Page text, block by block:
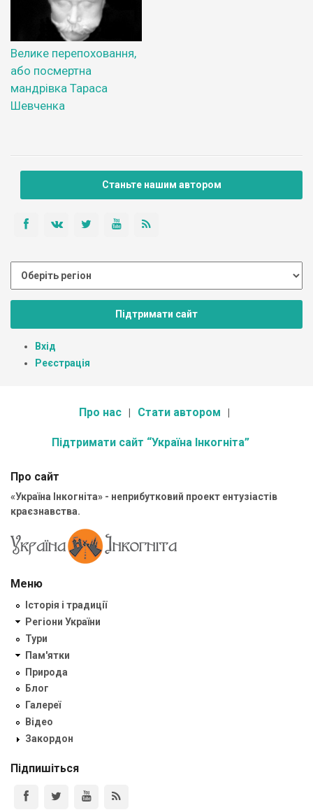
Велике перепоховання,
або посмертна
мандрівка Тараса
Шевченка
Станьте нашим автором
Підтримати сайт
Вхід
Реєстрація
Про нас Стати автором
Підтримати сайт “Україна Інкогніта”
Про сайт
«Україна Інкогніта» - неприбутковий проект ентузіастів
краєзнавства.
Меню
Історія і традиції
Регіони України
Тури
Пам'ятки
Природа
Блог
Галереї
Відео
Закордон
Підпишіться